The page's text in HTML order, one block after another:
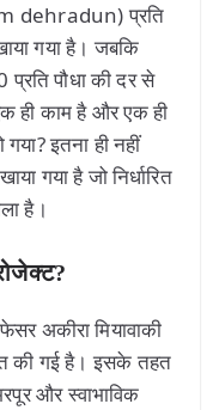
dehradun) प्रति
गया है। जबकि
पौधा की दर से
ही काम है और एक ही
इतना ही नहीं
गया है जो निर्धारित
है।
?
अकीरा मियावाकी
की गई है। इसके तहत
और स्वाभाविक